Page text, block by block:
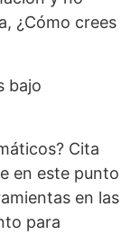
¿Cómo crees
bajo
Cita
en este punto
en las
para